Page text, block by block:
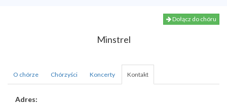
Dołącz do chóru
Minstrel
O chórze Chórzyści Koncerty Kontakt
Adres: